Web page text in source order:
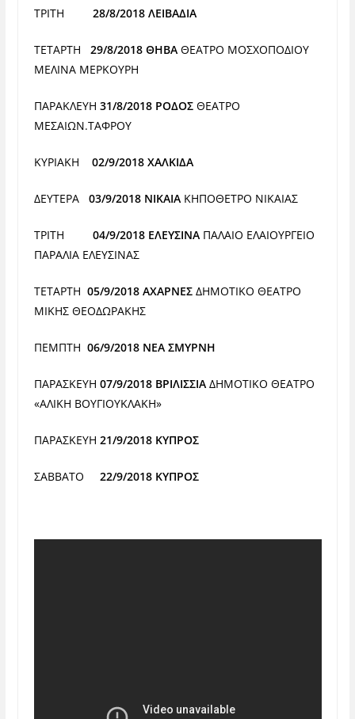
ΤΡΙΤΗ 28/8/2018 ΛΕΙΒΑΔΙΑ
ΤΕΤΑΡΤΗ 29/8/2018 ΘΗΒΑ ΘΕΑΤΡΟ ΜΟΣΧΟΠΟΔΙΟΥ
ΜΕΛΙΝΑ ΜΕΡΚΟΥΡΗ
ΠΑΡΑΚΛΕΥΗ 31/8/2018 ΡΟΔΟΣ ΘΕΑΤΡΟ
ΜΕΣΑΙΩΝ.ΤΑΦΡΟΥ
ΚΥΡΙΑΚΗ 02/9/2018 ΧΑΛΚΙΔΑ
ΔΕΥΤΕΡΑ 03/9/2018 ΝΙΚΑΙΑ ΚΗΠΟΘΕΤΡΟ ΝΙΚΑΙΑΣ
ΤΡΙΤΗ 04/9/2018 ΕΛΕΥΣΙΝΑ ΠΑΛΑΙΟ ΕΛΑΙΟΥΡΓΕΙΟ
ΠΑΡΑΛΙΑ ΕΛΕΥΣΙΝΑΣ
ΤΕΤΑΡΤΗ 05/9/2018 ΑΧΑΡΝΕΣ ΔΗΜΟΤΙΚΟ ΘΕΑΤΡΟ
ΜΙΚΗΣ ΘΕΟΔΩΡΑΚΗΣ
ΠΕΜΠΤΗ 06/9/2018 ΝΕΑ ΣΜΥΡΝΗ
ΠΑΡΑΣΚΕΥΗ 07/9/2018 ΒΡΙΛΙΣΣΙΑ ΔΗΜΟΤΙΚΟ ΘΕΑΤΡΟ
«ΑΛΙΚΗ ΒΟΥΓΙΟΥΚΛΑΚΗ»
ΠΑΡΑΣΚΕΥΗ 21/9/2018 ΚΥΠΡΟΣ
ΣΑΒΒΑΤΟ 22/9/2018 ΚΥΠΡΟΣ